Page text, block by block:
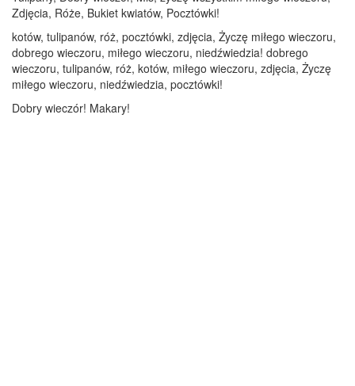
Zdjęcia, Róże, Bukiet kwiatów, Pocztówki!
kotów, tulipanów, róż, pocztówki, zdjęcia, Życzę miłego wieczoru,
dobrego wieczoru, miłego wieczoru, niedźwiedzia! dobrego
wieczoru, tulipanów, róż, kotów, miłego wieczoru, zdjęcia, Życzę
miłego wieczoru, niedźwiedzia, pocztówki!
Dobry wieczór! Makary!